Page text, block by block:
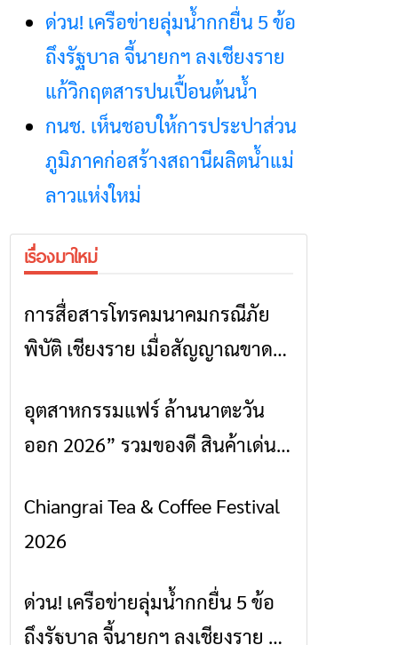
ด่วน! เครือข่ายลุ่มน้ำกกยื่น 5 ข้อ
ถึงรัฐบาล จี้นายกฯ ลงเชียงราย
แก้วิกฤตสารปนเปื้อนต้นน้ำ
กนช. เห็นชอบให้การประปาส่วน
ภูมิภาคก่อสร้างสถานีผลิตน้ำแม่
ลาวแห่งใหม่
เรื่องมาใหม่
ข่าวเชียงราย
การสื่อสารโทรคมนาคมกรณีภัย
พิบัติ เชียงราย เมื่อสัญญาณขาด
ข่าวเชียงราย
อุตสาหกรรมแฟร์ ล้านนาตะวัน
ออก 2026” รวมของดี สินค้าเด่น
เชียงราย พะเยา แพร่ และน่าน
พร้อมชมคอนเสิร์ตจากศิลปินชื่อ
ข่าวเชียงราย
Chiangrai Tea & Coffee Festival
2026
ข่าวเชียงราย
ด่วน! เครือข่ายลุ่มน้ำกกยื่น 5 ข้อ
ถึงรัฐบาล จี้นายกฯ ลงเชียงราย แก้